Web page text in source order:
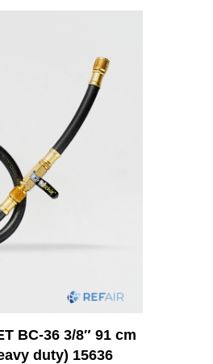
BC-36 3/8″ 91 cm
duty) 15636